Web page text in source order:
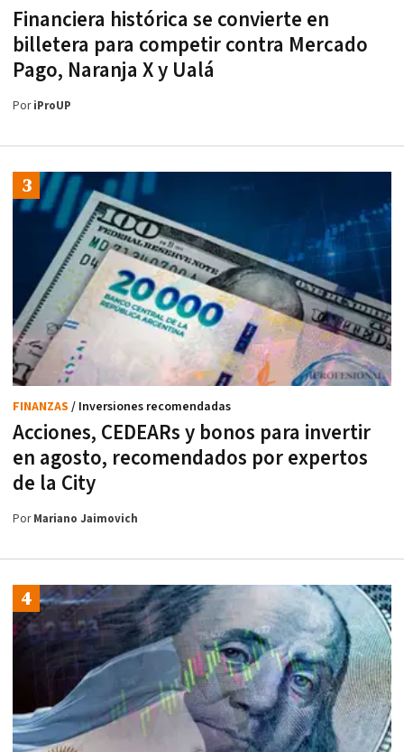
Financiera histórica se convierte en
billetera para competir contra Mercado
Pago, Naranja X y Ualá
PoriProUP
Acciones, CEDEARs y bonos para invertir
en agosto, recomendados por expertos
de la City
FINANZAS / Inversiones recomendadas
PorMariano Jaimovich